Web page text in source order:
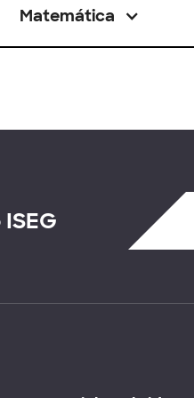
Matemática